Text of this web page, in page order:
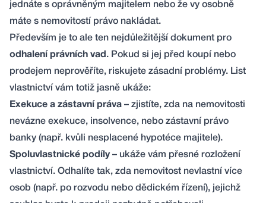
jednáte s oprávněným majitelem nebo že vy osobně
máte s nemovitostí právo nakládat.
Především je to ale ten nejdůležitější dokument pro
odhalení právních vad . Pokud si jej před koupí nebo
prodejem neprověříte, riskujete zásadní problémy. List
vlastnictví vám totiž jasně ukáže:
Exekuce a zástavní práva – zjistíte, zda na nemovitosti
nevázne exekuce, insolvence, nebo zástavní právo
banky (např. kvůli nesplacené hypotéce majitele).
Spoluvlastnické podíly – ukáže vám přesné rozložení
vlastnictví. Odhalíte tak, zda nemovitost nevlastní více
osob (např. po rozvodu nebo dědickém řízení), jejichž